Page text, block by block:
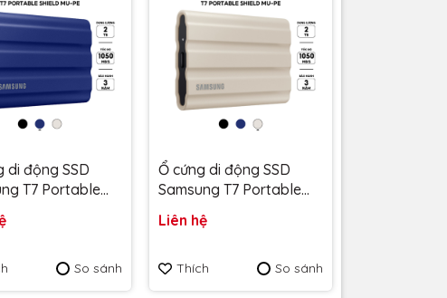
di động SSD
T7 Portable
PE2T0R/WW -
So sánh
Ổ cứng di động SSD
Samsung T7 Portable
MU-PE2T0K/WW - Bảo
Liên hệ
Thích So sánh